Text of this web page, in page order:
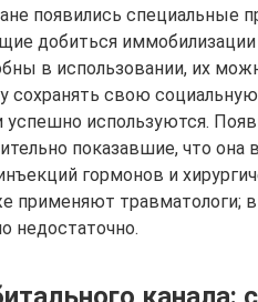
появились специальные
добиться
в использовании, их
сохранять свою
используются.
показавшие, что она
гормонов и
применяют травматологи;
недостаточно.